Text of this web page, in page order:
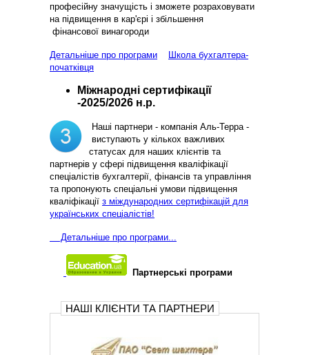
професійну значущість і зможете розраховувати
на підвищення в кар'єрі і збільшення
фінансової винагороди
Детальніше про програми
Школа бухгалтера-
початківця
Міжнародні сертифікації
-2025/2026 н.р.
Наші партнери - компанія Аль-Терра -
виступають у кількох важливих
статусах для наших клієнтів та
партнерів у сфері підвищення кваліфікації
спеціалістів бухгалтерії, фінансів та управління
та пропонують спеціальні умови підвищення
кваліфікації з міждународних сертифікацій для
українських спеціалістів!
Детальніше про програми...
Партнерські програми
НАШІ КЛІЄНТИ ТА ПАРТНЕРИ